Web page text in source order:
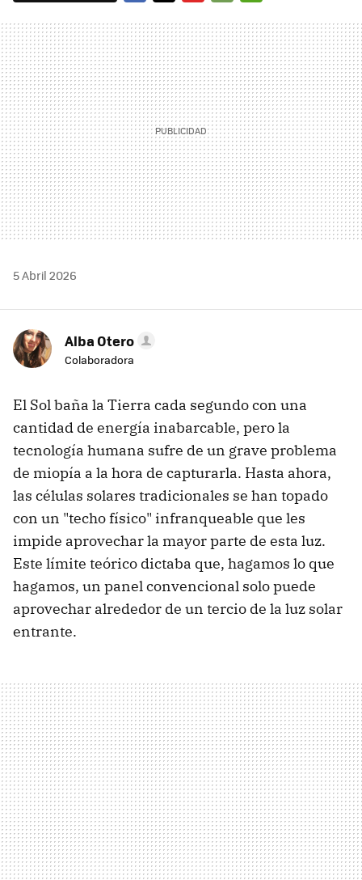
MAIL
5 Abril 2026
Alba Otero
Colaboradora
El Sol baña la Tierra cada segundo con una
cantidad de energía inabarcable, pero la
tecnología humana sufre de un grave problema
de miopía a la hora de capturarla. Hasta ahora,
las células solares tradicionales se han topado
con un "techo físico" infranqueable que les
impide aprovechar la mayor parte de esta luz.
Este límite teórico dictaba que, hagamos lo que
hagamos, un panel convencional solo puede
aprovechar alrededor de un tercio de la luz solar
entrante.